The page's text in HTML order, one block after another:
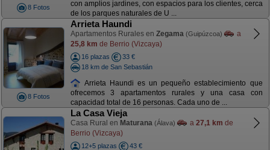
8 Fotos
con amplios jardines, con espacios para los clientes, cerca
de los parques naturales de U ...
8 Fotos
Arrieta Haundi
Apartamentos Rurales en Zegama (Guipúzcoa)
a
25,8 km de Berrio (Vizcaya)
16 plazas
33 €
18 km de San Sebastián
Arrieta Haundi es un pequeño establecimiento que
ofrecemos 3 apartamentos rurales y una casa con
capacidad total de 16 personas. Cada uno de ...
La Casa Vieja
Casa Rural en Maturana (Álava) a 27,1 km de
Berrio (Vizcaya)
12+5 plazas
43 €